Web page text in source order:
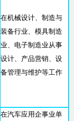
在机械设计、制造与
装备行业、模具制造
业、电子制造业从事
设计、产品营销、设
备管理与维护等工作
在汽车应用企事业单